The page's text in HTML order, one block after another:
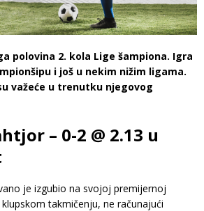
polovina 2. kola Lige šampiona. Igra
i još u nekim nižim ligama.
važeće u trenutku njegovog
– 0-2 @ 2.13 u
je izgubio na svojoj premijernoj
takmičenju, ne računajući